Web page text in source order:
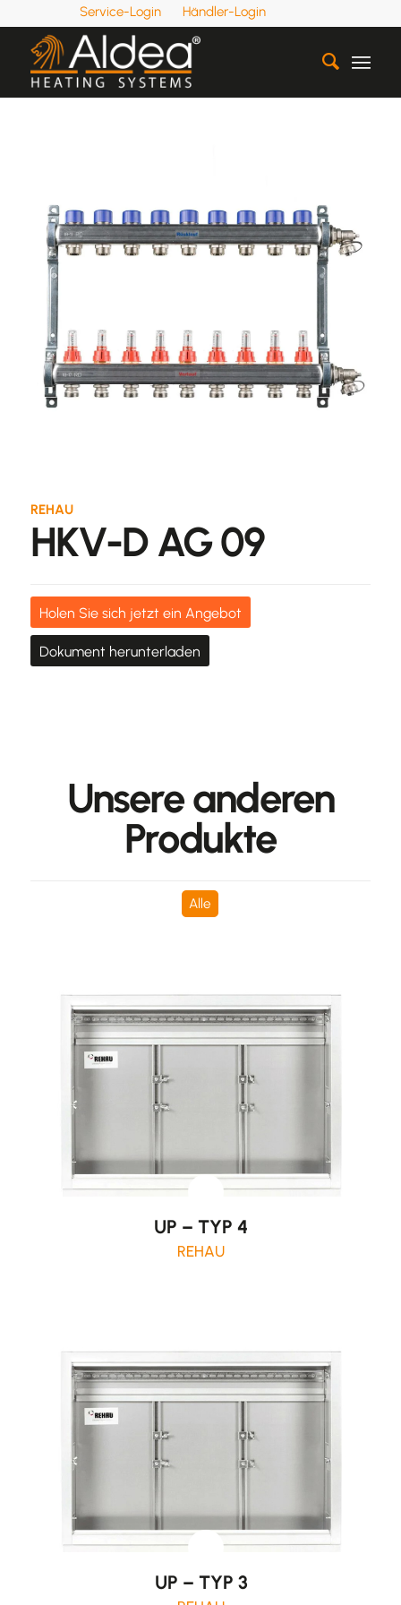
Service-Login Händler-Login
REHAU
HKV-D AG 09
Holen Sie sich jetzt ein Angebot
Dokument herunterladen
Unsere anderen
Produkte
Alle
UP – TYP 4
REHAU
UP – TYP 3